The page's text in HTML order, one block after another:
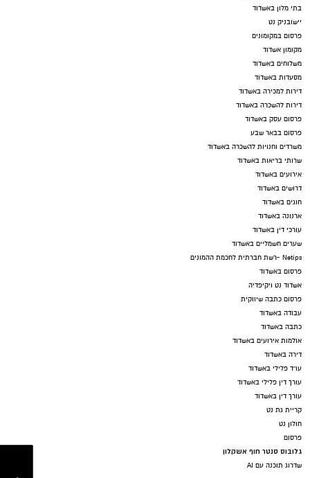
בתי מלון באשדוד
יישובניק נט
פרסום במקומונים
מקומון אשדוד
משלוחים באשדוד
מסעדות באשדוד
דירות למכירה באשדוד
דירות להשכרה באשדוד
פרסום עסק באשדוד
פרסום בבאר שבע
משרדים וחנויות להשכרה באשדוד
שרותי בריאות באשדוד
אירועים באשדוד
דרושים באשדוד
חוגים באשדוד
ארנונה באשדוד
עורכי דין באשדוד
שערים חשמליים באשדוד
Netips -רשת חברתית לחכמת ההמונים
פרסום באשדוד
אשדוד נט ויקיפדיה
פרסום כתבה שיווקית
עבודה באשדוד
כתבה באשדוד
אולמות אירועים באשדוד
דירה באשדוד
עו"ד פלילי באשדוד
עורך דין פלילי באשדוד
עורך דין באשדוד
קריית גת נט
חולון נט
פרסום
גלובוס סנטר חוף אשקלון
שדרוג תוכנה עם AI